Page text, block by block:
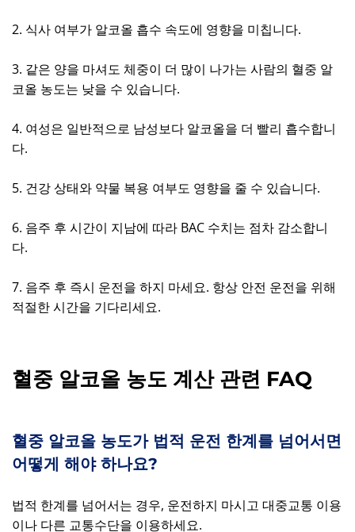
2. 식사 여부가 알코올 흡수 속도에 영향을 미칩니다.
3. 같은 양을 마셔도 체중이 더 많이 나가는 사람의 혈중 알
코올 농도는 낮을 수 있습니다.
4. 여성은 일반적으로 남성보다 알코올을 더 빨리 흡수합니
다.
5. 건강 상태와 약물 복용 여부도 영향을 줄 수 있습니다.
6. 음주 후 시간이 지남에 따라 BAC 수치는 점차 감소합니
다.
7. 음주 후 즉시 운전을 하지 마세요. 항상 안전 운전을 위해
적절한 시간을 기다리세요.
혈중 알코올 농도 계산 관련 FAQ
혈중 알코올 농도가 법적 운전 한계를 넘어서면
어떻게 해야 하나요?
법적 한계를 넘어서는 경우, 운전하지 마시고 대중교통 이용
이나 다른 교통수단을 이용하세요.